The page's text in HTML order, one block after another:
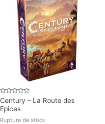
Note
0
sur
Century – La Route des
Epices
Rupture de stock